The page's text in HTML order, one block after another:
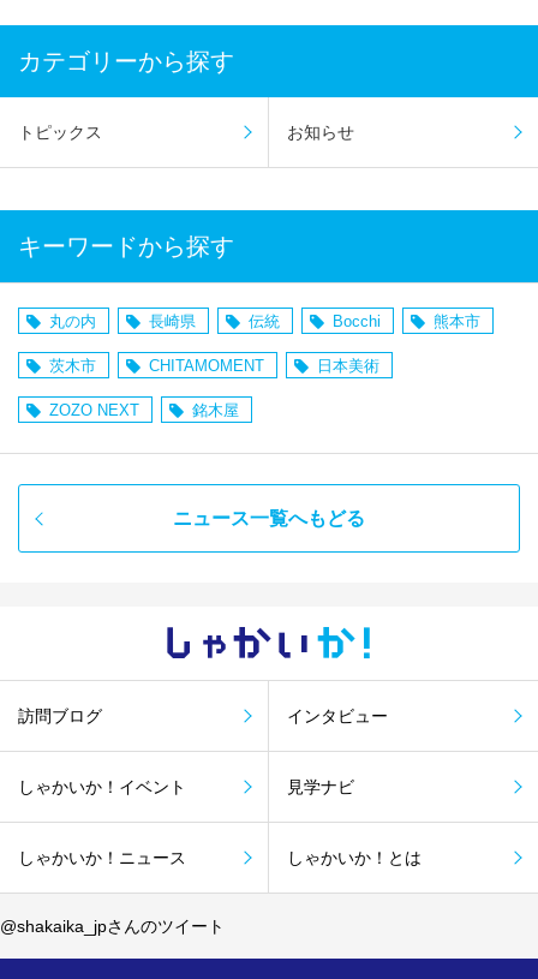
カテゴリーから探す
トピックス お知らせ
キーワードから探す
丸の内 長崎県 伝統 Bocchi 熊本市
茨木市 CHITAMOMENT 日本美術
ZOZO NEXT 銘木屋
ニュース一覧へもどる
しゃかい か！
訪問ブログ インタビュー
しゃかいか！イベント 見学ナビ
しゃかいか！ニュース しゃかいか！とは
@shakaika_jpさんのツイート